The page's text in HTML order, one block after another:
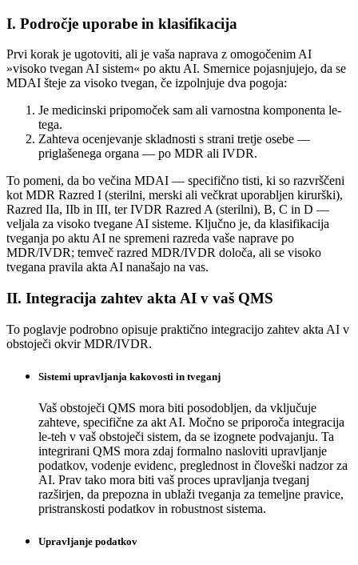
I. Področje uporabe in klasifikacija
Prvi korak je ugotoviti, ali je vaša naprava z omogočenim AI
»visoko tvegan AI sistem« po aktu AI. Smernice pojasnjujejo, da se
MDAI šteje za visoko tvegan, če izpolnjuje dva pogoja:
Je medicinski pripomoček sam ali varnostna komponenta le-
tega.
Zahteva ocenjevanje skladnosti s strani tretje osebe —
priglašenega organa — po MDR ali IVDR.
To pomeni, da bo večina MDAI — specifično tisti, ki so razvrščeni
kot MDR Razred I (sterilni, merski ali večkrat uporabljen kirurški),
Razred IIa, IIb in III, ter IVDR Razred A (sterilni), B, C in D —
veljala za visoko tvegane AI sisteme. Ključno je, da klasifikacija
tveganja po aktu AI ne spremeni razreda vaše naprave po
MDR/IVDR; temveč razred MDR/IVDR določa, ali se visoko
tvegana pravila akta AI nanašajo na vas.
II. Integracija zahtev akta AI v vaš QMS
To poglavje podrobno opisuje praktično integracijo zahtev akta AI v
obstoječi okvir MDR/IVDR.
Sistemi upravljanja kakovosti in tveganj
Vaš obstoječi QMS mora biti posodobljen, da vključuje
zahteve, specifične za akt AI. Močno se priporoča integracija
le-teh v vaš obstoječi sistem, da se izognete podvajanju. Ta
integrirani QMS mora zdaj formalno nasloviti upravljanje
podatkov, vodenje evidenc, preglednost in človeški nadzor za
AI. Prav tako mora biti vaš proces upravljanja tveganj
razširjen, da prepozna in ublaži tveganja za temeljne pravice,
pristranskosti podatkov in robustnost sistema.
Upravljanje podatkov